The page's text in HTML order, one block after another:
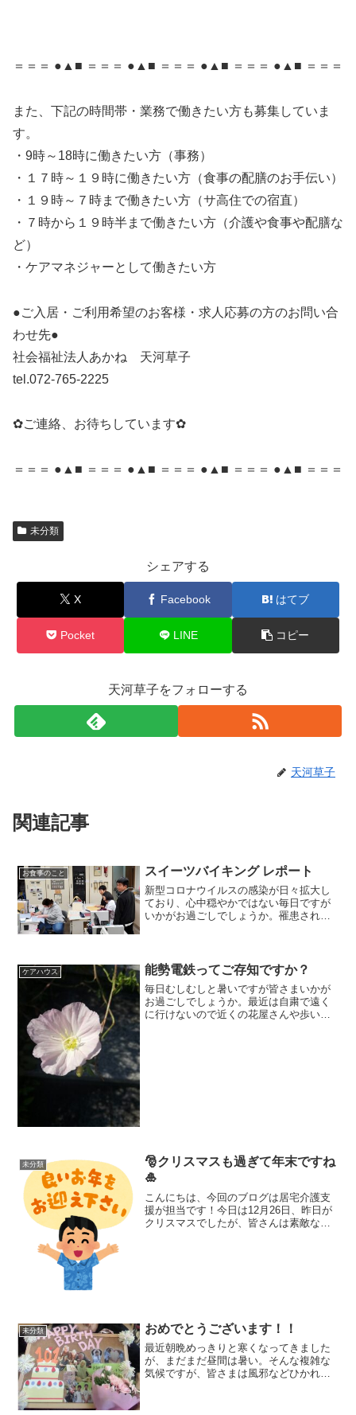
＝＝＝ ●▲■ ＝＝＝ ●▲■ ＝＝＝ ●▲■ ＝＝＝ ●▲■ ＝＝＝
また、下記の時間帯・業務で働きたい方も募集していま
す。
・9時～18時に働きたい方（事務）
・１７時～１９時に働きたい方（食事の配膳のお手伝い）
・１９時～７時まで働きたい方（サ高住での宿直）
・７時から１９時半まで働きたい方（介護や食事や配膳な
ど）
・ケアマネジャーとして働きたい方
●ご入居・ご利用希望のお客様・求人応募の方のお問い合
わせ先●
社会福祉法人あかね 天河草子
tel.072-765-2225
✿ご連絡、お待ちしています✿
＝＝＝ ●▲■ ＝＝＝ ●▲■ ＝＝＝ ●▲■ ＝＝＝ ●▲■ ＝＝＝
未分類
シェアする
X Facebook はてブ
Pocket LINE コピー
天河草子をフォローする
天河草子
関連記事
お食事のこと スイーツバイキング レポート
新型コロナウイルスの感染が日々拡大し
ており、心中穏やかではない毎日ですが
いかがお過ごしでしょうか。罹患された
よう心よりお祈り申し上げ...
ケアハウス 能勢電鉄ってご存知ですか？
毎日むしむしと暑いですが皆さまいかが
お過ごしでしょうか。最近は自粛で遠く
に行けないので近くの花屋さんや歩いて
未分類
🎅クリスマスも過ぎて年末ですね
🎍
こんにちは、今回のブログは居宅介護支
援が担当です！今日は12月26日、昨日が
クリスマスでしたが、皆さんは素敵なク
未分類 おめでとうございます！！
最近朝晩めっきりと寒くなってきました
が、まだまだ昼間は暑い。そんな複雑な
気候ですが、皆さまは風邪などひかれて